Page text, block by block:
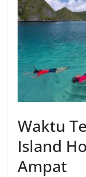
Waktu
Island
Ampat